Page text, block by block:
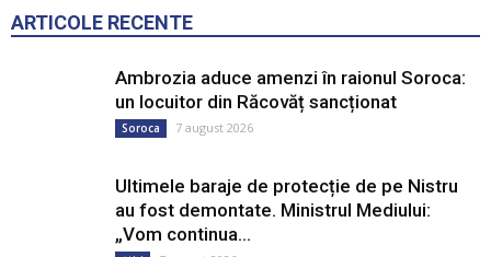
Ambrozia aduce amenzi în raionul Soroca:
un locuitor din Răcovăț sancționat
Ultimele baraje de protecție de pe Nistru
Știri 7 august 2026
Tătărăuca Veche, în alertă de exercițiu.